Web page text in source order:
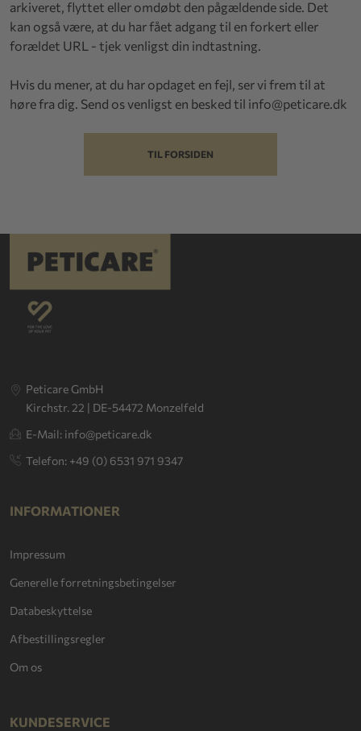
arkiveret, flyttet eller omdøbt den pågældende side. Det
kan også være, at du har fået adgang til en forkert eller
forældet URL - tjek venligst din indtastning.
Hvis du mener, at du har opdaget en fejl, ser vi frem til at
høre fra dig. Send os venligst en besked til info@peticare.dk
TIL FORSIDEN
Peticare GmbH
Kirchstr. 22 | DE-54472 Monzelfeld
E-Mail: info@peticare.dk
Telefon: +49 (0) 6531 971 9347
INFORMATIONER
Impressum
Generelle forretningsbetingelser
Databeskyttelse
Afbestillingsregler
Om os
KUNDESERVICE